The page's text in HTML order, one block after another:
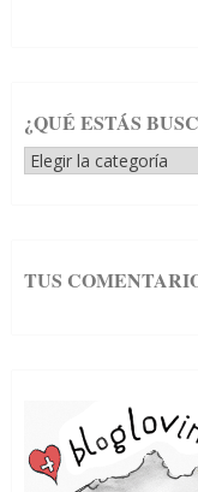
¿QUÉ ESTÁS
¿Qué
TUS